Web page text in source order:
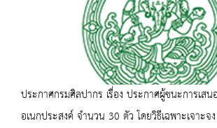
ประกาศกรมศิลปากร เรื่อง ประกาศผู้ชนะการเส
อเนกประสงค์ จำนวน 30 ตัว โดยวิธีเฉพาะเจาะจง